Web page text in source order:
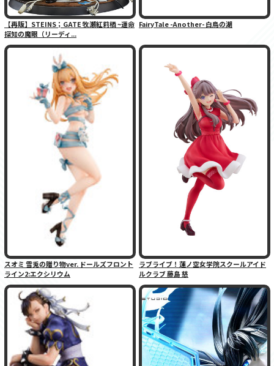
【再販】STEINS；GATE 牧瀬紅莉栖 ~運命
探知の魔眼（リーディ...
FairyTale -Another- 白鳥の湖
スオミ 雪兎の贈り物ver. ドールズフロント
ライン2:エクシリウム
ラブライブ！蓮ノ空女学院スクールアイド
ルクラブ 藤島 慈